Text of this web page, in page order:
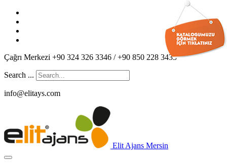
Çağrı Merkezi +90 324 326 3346 / +90 850 228 3433
Search ...
info@elitays.com
Elit Ajans Mersin